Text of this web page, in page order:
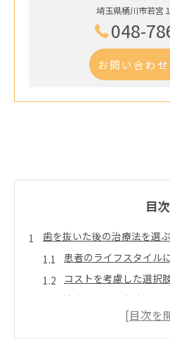
埼玉県桶川市若宮
048-
お問い合わ
目次
歯を抜いた後の治療法を選
患者のライフスタイル
コストを考慮した選択
治療期間と回復時間を考
将来のメンテナンスを
長期的な健康への影響